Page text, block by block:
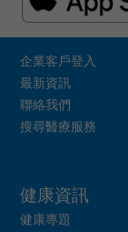
企業客戶登入
最新資訊
聯絡我們
搜尋醫療服務
健康資訊
健康專題